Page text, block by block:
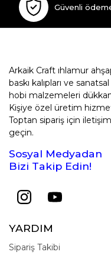
Güvenli
Arkaik Craft ıhlamur
baskı kalıpları ve sanatsal
hobi malzemeleri
Kişiye özel üretim
Toptan sipariş için
geçin.
Sosyal Medyadan
Bizi Takip Edin!
YARDIM
Sipariş Takibi